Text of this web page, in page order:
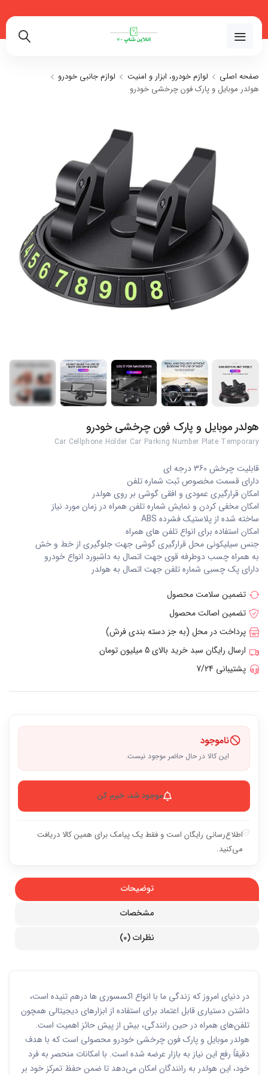
صفحه اصلی لوازم خودرو، ابزار و امنیت
لوازم جانبی خودرو
هولدر موبایل و پارک فون چرخشی خودرو
هولدر موبایل و پارک فون چرخشی خودرو
Car Cellphone Holder Car Parking Number Plate Temporary
قابلیت چرخش 360 درجه ای
دارای قسمت مخصوص ثبت شماره تلفن
امکان قرارگیری عمودی و افقی گوشی بر روی هولدر
امکان مخفی کردن و نمایش شماره تلفن همراه در زمان مورد نیاز
ساخته شده از پلاستیک فشرده ABS
امکان استفاده برای انواع تلفن های همراه
جنس سیلیکونی محل قرارگیری گوشی جهت جلوگیری از خط و خش
به همراه چسب دوطرفه قوی جهت اتصال به داشبورد انواع خودرو
دارای پک چسبی شماره تلفن جهت اتصال به هولدر
تضمین سلامت محصول
تضمین اصالت محصول
پرداخت در محل (به جز دسته بندی فرش)
ارسال رایگان سبد خرید بالای 5 میلیون تومان
پشتیبانی 7/24
ناموجود
این کالا در حال حاضر موجود نیست.
موجود شد، خبرم کن
اطلاع‌رسانی رایگان است و فقط یک پیامک برای همین کالا دریافت
می‌کنید.
توضیحات
مشخصات
نظرات (0)
در دنیای امروز که زندگی ما با انواع اکسسوری ها درهم تنیده است،
داشتن دستیاری قابل اعتماد برای استفاده از ابزارهای دیجیتالی همچون
تلفن‌های همراه در حین رانندگی، بیش از پیش حائز اهمیت است.
هولدر موبایل و پارک فون چرخشی خودرو محصولی است که با هدف
دقیقاً رفع این نیاز به بازار عرضه شده است. با امکانات منحصر به فرد
خود، این هولدر به رانندگان امکان می‌دهد تا ضمن حفظ تمرکز خود بر